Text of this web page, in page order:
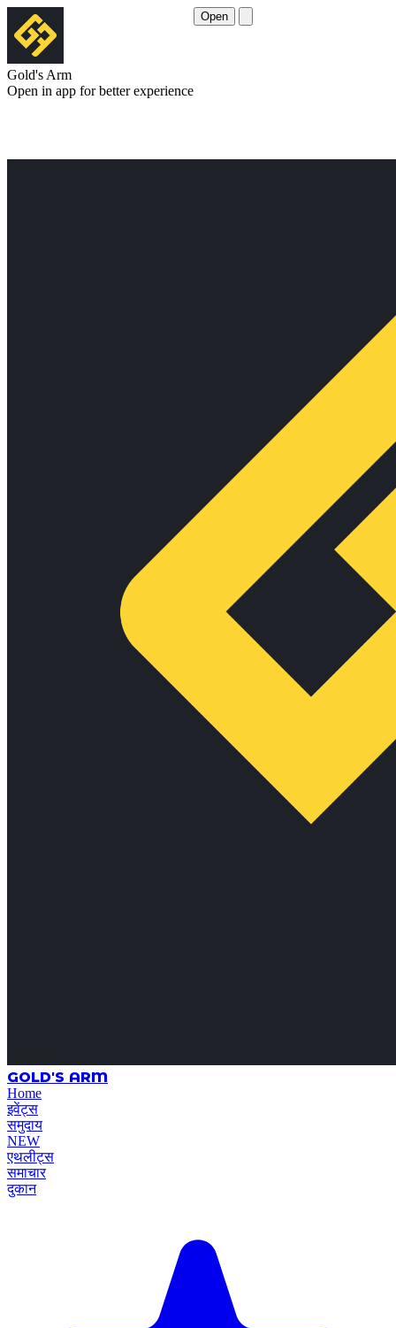
Gold's Arm
Open in app for better experience
Open
GOLD'S ARM
Home
इवेंट्स
समुदाय
NEW
एथलीट्स
समाचार
दुकान